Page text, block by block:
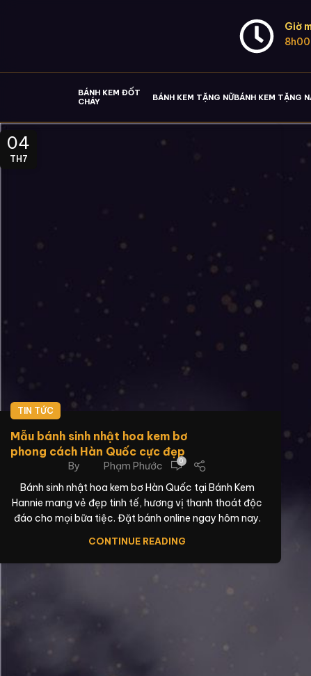
Giờ
BÁNH KEM ĐỐT
CHÁY
BÁNH KEM TẶNG NỮBÁNH KEM TẶNG
04
TH7
TIN TỨC
Mẫu bánh sinh nhật hoa kem bơ
phong cách Hàn Quốc cực đẹp
By Phạm Phước 0
Bánh sinh nhật hoa kem bơ Hàn Quốc tại Bánh Kem
Hannie mang vẻ đẹp tinh tế, hương vị thanh thoát độc
đáo cho mọi bữa tiệc. Đặt bánh online ngay hôm nay.
CONTINUE READING